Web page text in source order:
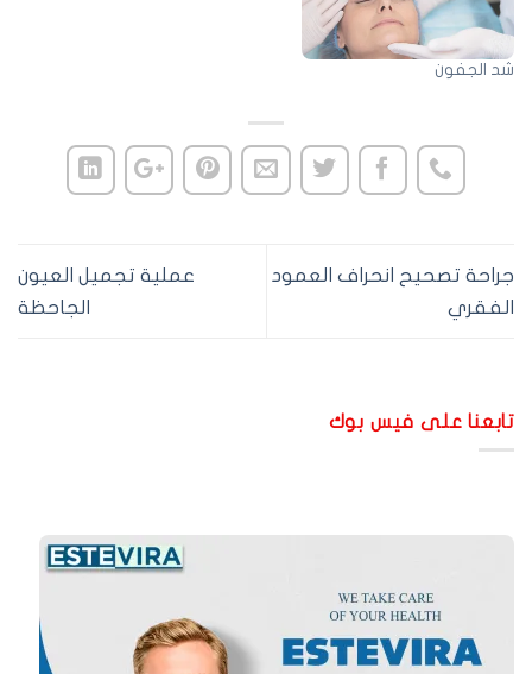
الجفون
تصحيح انحراف العمود
عملية تجميل العيون
الجاحظة
على فيس بوك